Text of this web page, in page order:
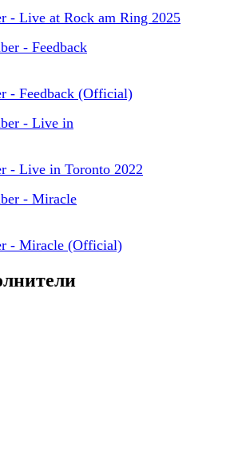
- Live at Rock am Ring 2025
- Feedback (Official)
- Live in Toronto 2022
- Miracle (Official)